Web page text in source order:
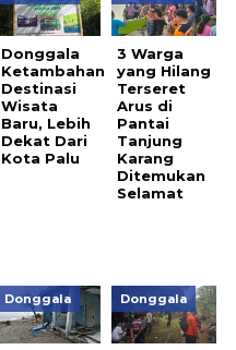
Donggala
Ketambahan
Destinasi
Wisata
Baru, Lebih
Dekat Dari
Kota Palu
3 Warga
yang Hilang
Terseret
Arus di
Pantai
Tanjung
Karang
Ditemukan
Selamat
Donggala Donggala